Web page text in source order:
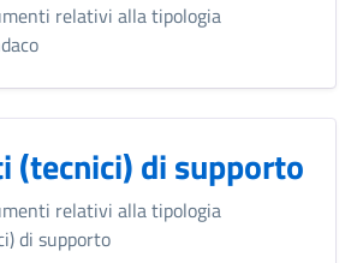
relativi alla tipologia
(tecnici) di supporto
relativi alla tipologia
di supporto